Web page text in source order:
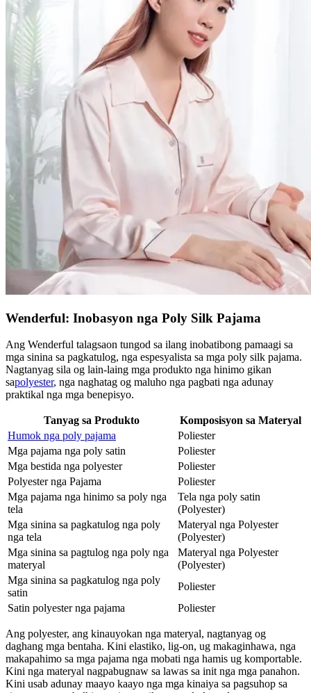
Wenderful: Inobasyon nga Poly Silk Pajama
Ang Wenderful talagsaon tungod sa ilang inobatibong pamaagi sa
mga sinina sa pagkatulog, nga espesyalista sa mga poly silk pajama.
Nagtanyag sila og lain-laing mga produkto nga hinimo gikan
sapolyester, nga naghatag og maluho nga pagbati nga adunay
praktikal nga mga benepisyo.
Tanyag sa Produkto
Komposisyon sa Materyal
Humok nga poly pajama
Poliester
Mga pajama nga poly satin
Poliester
Mga bestida nga polyester
Poliester
Polyester nga Pajama
Poliester
Mga pajama nga hinimo sa poly nga
tela
Tela nga poly satin
(Polyester)
Mga sinina sa pagkatulog nga poly
nga tela
Materyal nga Polyester
(Polyester)
Mga sinina sa pagtulog nga poly nga
materyal
Materyal nga Polyester
(Polyester)
Mga sinina sa pagkatulog nga poly
satin
Poliester
Satin polyester nga pajama
Poliester
Ang polyester, ang kinauyokan nga materyal, nagtanyag og
daghang mga bentaha. Kini elastiko, lig-on, ug makaginhawa, nga
makapahimo sa mga pajama nga mobati nga hamis ug komportable.
Kini nga materyal nagpabugnaw sa lawas sa init nga mga panahon.
Kini usab adunay maayo kaayo nga mga kinaiya sa pagsuhop sa